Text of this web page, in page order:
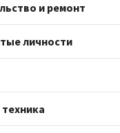
и ремонт
личности